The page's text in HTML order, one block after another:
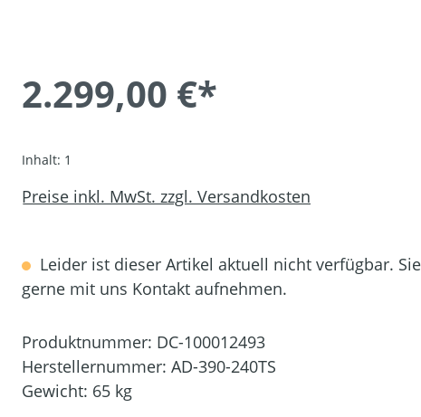
2.299,00 €*
Inhalt: 1
Preise inkl. MwSt. zzgl. Versandkosten
Leider ist dieser Artikel aktuell nicht verfügbar.
gerne mit uns Kontakt aufnehmen.
Produktnummer: DC-100012493
Herstellernummer: AD-390-240TS
Gewicht: 65 kg